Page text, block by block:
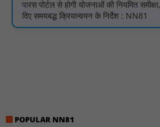
सोलर हाई मास्ट से रोशन हो रहे वनांचल के गांव,
सुरक्षा और सुविधा : NN81
तहसीलदार को सौंपा ज्ञापन, आज हड़ताल पर
POPULAR NN81